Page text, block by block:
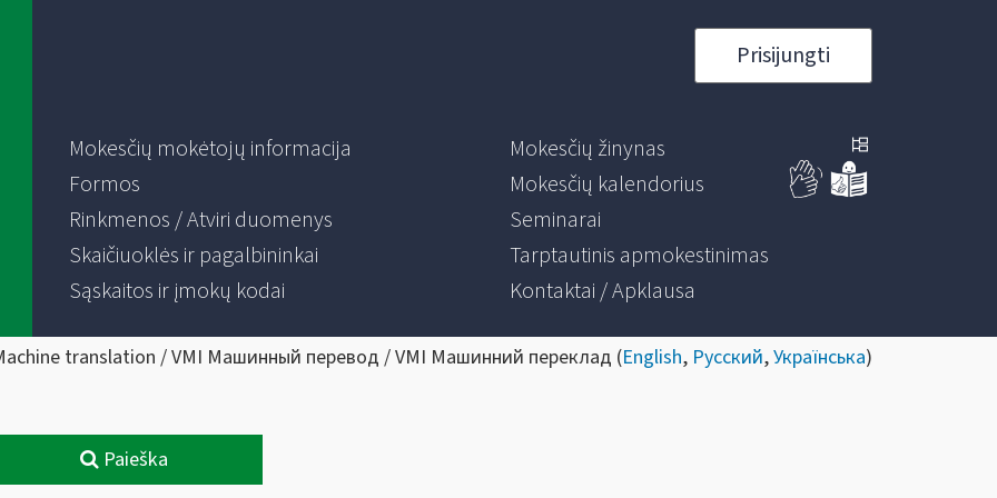
Prisijungti
Mokesčių mokėtojų informacija
Formos
Rinkmenos / Atviri duomenys
Skaičiuoklės ir pagalbininkai
Sąskaitos ir įmokų kodai
Mokesčių žinynas
Mokesčių kalendorius
Seminarai
Tarptautinis apmokestinimas
Kontaktai / Apklausa
translation / VMI Машинный перевод / VMI Машинний переклад (English, Русский,Українська)
Paieška